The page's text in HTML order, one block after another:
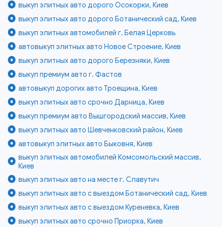
выкуп элитных авто дорого Осокорки, Киев
выкуп элитных авто дорого Ботанический сад, Киев
выкуп элитных автомобилей г. Белая Церковь
автовыкуп элитных авто Новое Строение, Киев
выкуп элитных авто дорого Березняки, Киев
выкуп премиум авто г. Фастов
автовыкуп дорогих авто Троещина, Киев
выкуп элитных авто срочно Дарница, Киев
выкуп премиум авто Вышгородский массив, Киев
выкуп элитных авто Шевченковский район, Киев
автовыкуп элитных авто Быковня, Киев
выкуп элитных автомобилей Комсомольский массив,
Киев
выкуп элитных авто на месте г. Славутич
выкуп элитных авто с выездом Ботанический сад, Киев
выкуп элитных авто с выездом Куреневка, Киев
выкуп элитных авто срочно Приорка, Киев